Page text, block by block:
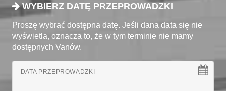
WYBIERZ DATĘ PRZEPROWADZKI
Proszę wybrać dostępna datę. Jeśli dana data się nie
wyświetla, oznacza to, że w tym terminie nie mamy
dostępnych Vanów.
DATA PRZEPROWADZKI